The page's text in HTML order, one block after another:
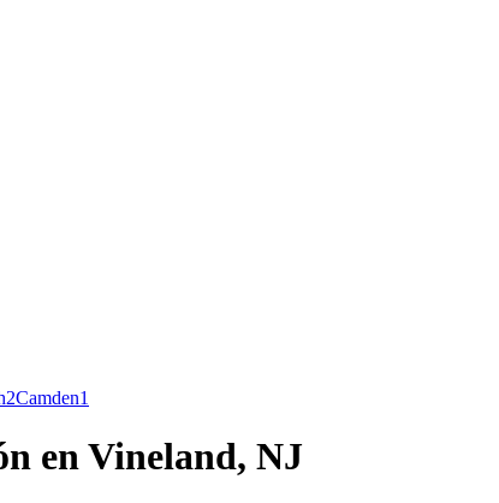
2Camden1
en Vineland, NJ